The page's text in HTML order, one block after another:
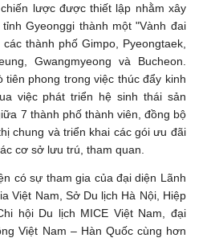
lược được thiết lập nhằm xây
Gyeonggi thành một "Vành đai
thành phố Gimpo, Pyeongtaek,
Gwangmyeong và Bucheon.
tiên phong trong việc thúc đẩy kinh
việc phát triển hệ sinh thái sản
7 thành phố thành viên, đồng bộ
chung và triển khai các gói ưu đãi
cơ sở lưu trú, tham quan.
có sự tham gia của đại diện Lãnh
Việt Nam, Sở Du lịch Hà Nội, Hiệp
hội Du lịch MICE Việt Nam, đại
Việt Nam – Hàn Quốc cùng hơn